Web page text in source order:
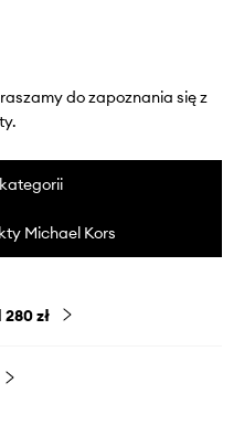
do zapoznania się z
Michael Kors
280 zł